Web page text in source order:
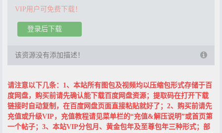
VIP用户可免费下载！
登录后下载
该资源没有添加描述！
请注意以下几条：1、本站所有图包及视频均以压缩包形式存储于百
度网盘，购买前请先确认能下载百度网盘资源；提取码在打开下载
链接时自动复制，在百度网盘页面直接粘贴就好了；2、购买前请先
充值或升级VIP，充值教程请见菜单栏的“充值&解压说明”或首页第
一个帖子；3、本站VIP分包月、黄金包年及至尊包年三种形式；部